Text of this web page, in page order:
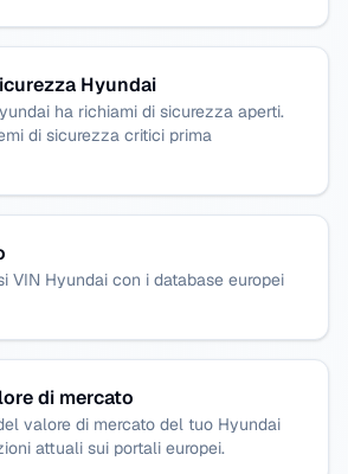
Hyundai
ha richiami di sicurezza aperti.
di sicurezza critici prima
VIN Hyundai con i database europei
di mercato
valore di mercato del tuo Hyundai
attuali sui portali europei.